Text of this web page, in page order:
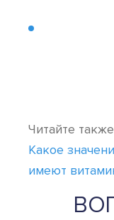
Читайте
Какое
имеют